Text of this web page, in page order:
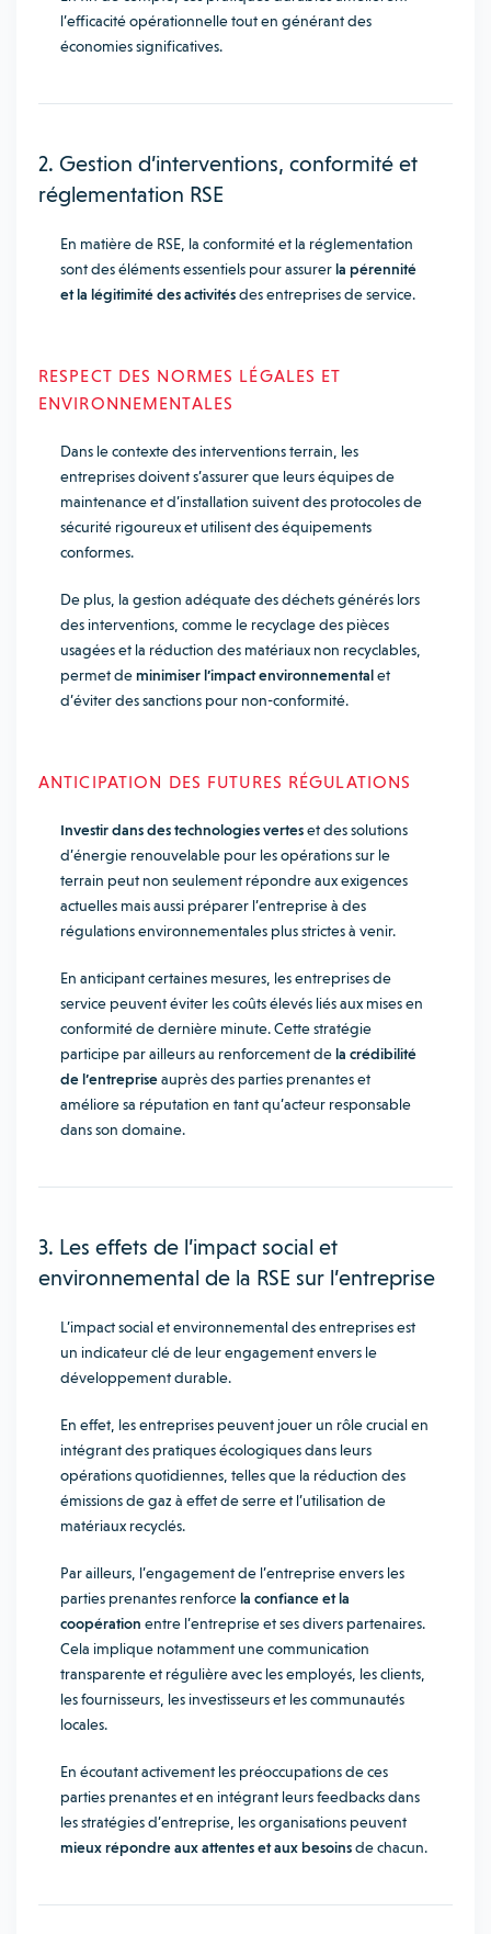
l’efficacité opérationnelle tout en générant des
économies significatives.
2. Gestion d’interventions, conformité et
réglementation RSE
En matière de RSE, la conformité et la réglementation
sont des éléments essentiels pour assurerla pérennité
et la légitimité des activitésdes entreprises de service.
RESPECT DES NORMES LÉGALES ET
ENVIRONNEMENTALES
Dans le contexte des interventions terrain, les
entreprises doivent s’assurer que leurs équipes de
maintenance et d’installation suivent des protocoles de
sécurité rigoureux et utilisent des équipements
conformes.
De plus, la gestion adéquate des déchets générés lors
des interventions, comme le recyclage des pièces
usagées et la réduction des matériaux non recyclables,
permet deminimiser l’impact environnementalet
d’éviter des sanctions pour non-conformité.
ANTICIPATION DES FUTURES RÉGULATIONS
Investir dans des technologies verteset des solutions
d’énergie renouvelable pour les opérations sur le
terrain peut non seulement répondre aux exigences
actuelles mais aussi préparer l’entreprise à des
régulations environnementales plus strictes à venir.
En anticipant certaines mesures, les entreprises de
service peuvent éviter les coûts élevés liés aux mises en
conformité de dernière minute. Cette stratégie
participe par ailleurs au renforcement dela crédibilité
de l’entrepriseauprès des parties prenantes et
améliore sa réputation en tant qu’acteur responsable
dans son domaine.
3. Les effets de l’impact social et
environnemental de la RSE sur l’entreprise
L’impact social et environnemental des entreprises est
un indicateur clé de leur engagement envers le
développement durable.
En effet, les entreprises peuvent jouer un rôle crucial en
intégrant des pratiques écologiques dans leurs
opérations quotidiennes, telles que la réduction des
émissions de gaz à effet de serre et l’utilisation de
matériaux recyclés.
Par ailleurs, l’engagement de l’entreprise envers les
parties prenantes renforcela confiance et la
coopération entre l’entreprise et ses divers partenaires.
Cela implique notamment une communication
transparente et régulière avec les employés, les clients,
les fournisseurs, les investisseurs et les communautés
locales.
En écoutant activement les préoccupations de ces
parties prenantes et en intégrant leurs feedbacks dans
les stratégies d’entreprise, les organisations peuvent
mieux répondre aux attentes et aux besoinsde chacun.